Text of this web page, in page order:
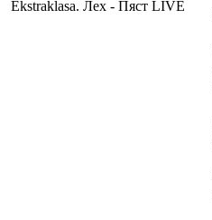
Ekstraklasa. Лех - Пяст LIVE